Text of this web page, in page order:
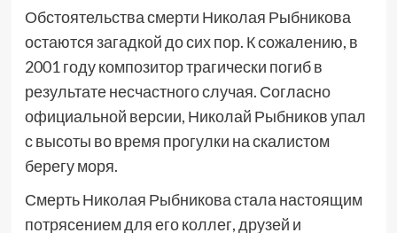
Обстоятельства смерти Николая Рыбникова
остаются загадкой до сих пор. К сожалению, в
2001 году композитор трагически погиб в
результате несчастного случая. Согласно
официальной версии, Николай Рыбников упал
с высоты во время прогулки на скалистом
берегу моря.
Смерть Николая Рыбникова стала настоящим
потрясением для его коллег, друзей и